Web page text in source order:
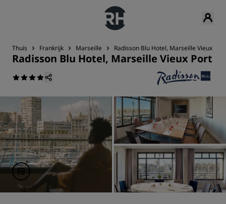
Thuis Frankrijk Marseille Radisson Blu Hotel, Marseille Vieux Port
Radisson Blu Hotel, Marseille Vieux Port